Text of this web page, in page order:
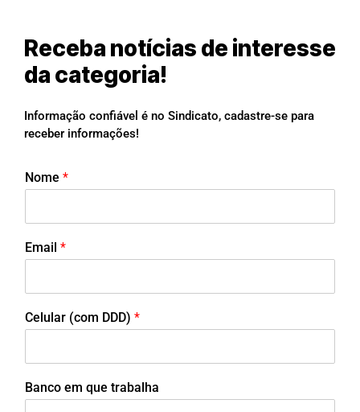
Receba notícias de interesse
da categoria!
Informação confiável é no Sindicato, cadastre-se para
receber informações!
Nome *
Email *
Celular (com DDD) *
Banco em que trabalha